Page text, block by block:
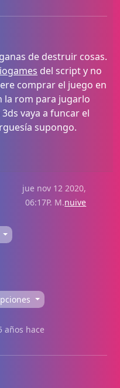
de destruir cosas.
del script y no
comprar el juego en
la rom para jugarlo
vaya a funcar el
supongo.
jue nov 12 2020,
06:17P. M.nuive
años hace